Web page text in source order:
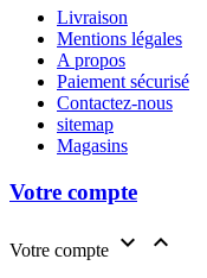
Livraison
Mentions légales
A propos
Paiement sécurisé
Contactez-nous
sitemap
Magasins
Votre compte
Votre compte  